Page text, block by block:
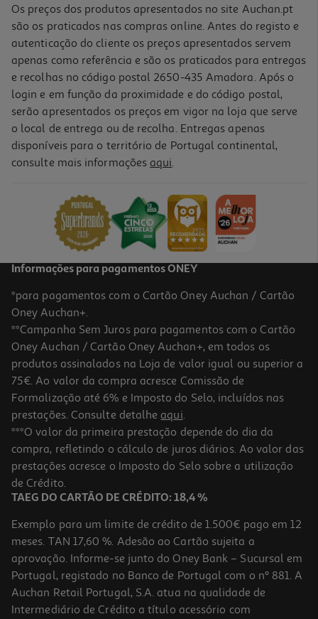
-25%
Champô Dercos Mineral 400ml
Price reduced from
12,98 €
4.6 (74)
Champo Klorane Figo Da India 200 Ml
67.5 €/Lt
13,50 €
Os preços dos produtos apresentados no site Auchan.pt
são os praticados nas compras online. Antes do registo e
autenticação do cliente os preços apresentados servem
apenas como referência e são os praticados para entregas
e recolhas no código postal 2650-435 Amadora. Após o
login e em função da proximidade e do código postal,
serão apresentados os preços em vigor na loja que serve
o local de entrega ou de recolha. Entregas apenas
disponíveis para o território de Portugal continental,
consulte mais informações aqui.
Informações para pagamentos ONEY
*para pagamentos com o Cartão Oney Auchan / Cartão
Oney Auchan+.
**Campanha Sem Juros para pagamentos com o Cartão
Oney Auchan / Cartão Oney Auchan+, em todos os
produtos assinalados na Loja de valor igual ou superior a
75€. Ao valor da compra acresce Comissão de
Formalização até 6% e Imposto do Selo, incluídos nas
prestações. Consulte detalhe aqui.
***O valor da primeira prestação depende do dia da
compra, refletindo o cálculo de juros diários. Ao valor das
prestações acresce o Imposto do Selo sobre a utilização
de Crédito.
TAEG DO CARTÃO DE CRÉDITO: 18,4 %
Exemplo para um limite de crédito de 1.500€ pago em 12
meses. TAN 17,60 %. Adesão ao Cartão sujeita a
aprovação. Informe-se junto do Oney Bank – Sucursal em
Portugal, registado no Banco de Portugal com o nº 881. A
Auchan Retail Portugal, S.A. atua na qualidade de
Intermediário de Crédito a título acessório com